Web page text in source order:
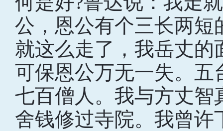
公，恩公有个三长两短
就这么走了，我岳丈
可保恩公万无一失。五
七百僧人。我与方丈智
舍钱修过寺院。我曾